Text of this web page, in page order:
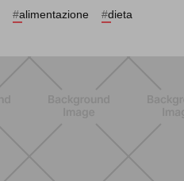
#alimentazione #dieta